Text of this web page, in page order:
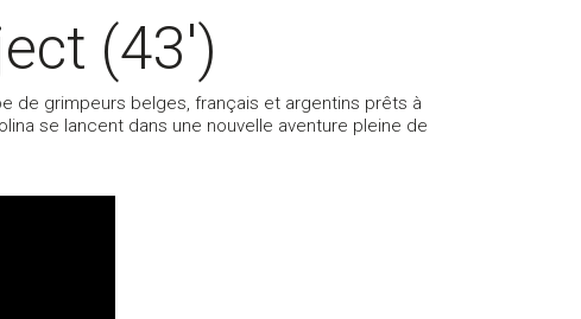
(43′)
de grimpeurs belges, français et argentins prêts à
se lancent dans une nouvelle aventure pleine de